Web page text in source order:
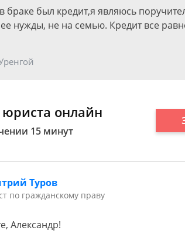
браке был кредит,я являюсь
нужды, не на семью. Кредит все
онлайн
15 минут
Туров
по гражданскому праву
Александр!